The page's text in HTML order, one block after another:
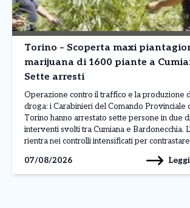
Torino – Scoperta maxi
marijuana di 1600 piante a
Sette arresti
Operazione contro il traffico e la produzione
droga: i Carabinieri del Comando Provinciale
Torino hanno arrestato sette persone in due
interventi svolti tra Cumiana e Bardonecchia.
rientra nei controlli intensificati per
territorio. L’operazione più rilevante è stata
a Cumiana, dove […]
07/08/2026